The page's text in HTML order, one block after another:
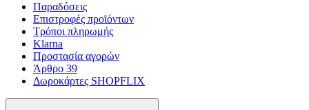
Παραδόσεις
Επιστροφές προϊόντων
Τρόποι πληρωμής
Klarna
Προστασία αγορών
Άρθρο 39
Δωροκάρτες SHOPFLIX